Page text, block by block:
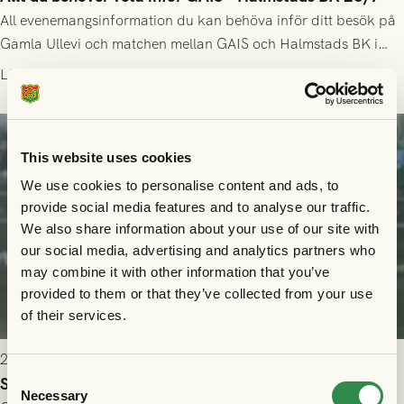
This website uses cookies
We use cookies to personalise content and ads, to
provide social media features and to analyse our traffic.
We also share information about your use of our site with
our social media, advertising and analytics partners who
may combine it with other information that you’ve
provided to them or that they’ve collected from your use
of their services.
Consent
Selection
Necessary
All evenemangsinformation du kan behöva inför ditt besök på
Gamla Ullevi och matchen mellan GAIS och Halmstads BK i
Allsvenskan! Avspark kl 16.30 på söndag 26/7.
Läs mer
2026-07-24 16:40
Seger i första kvalmatchen mot FC Nordsjælland